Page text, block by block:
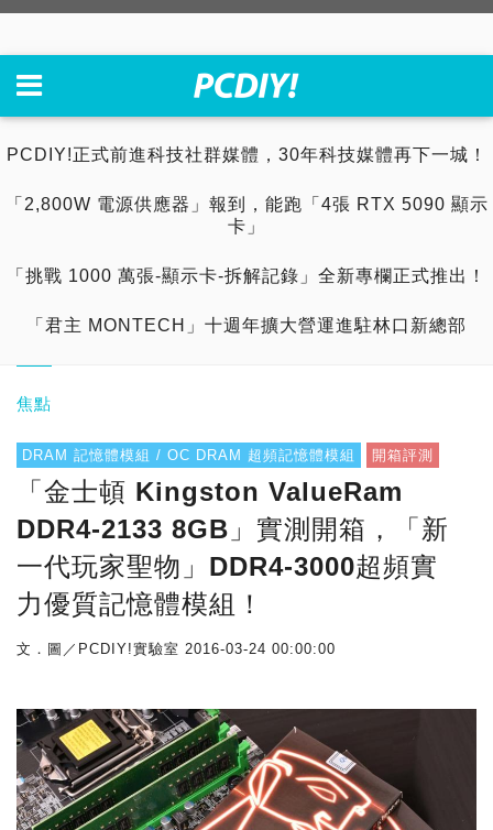
PCDIY!正式前進科技社群媒體，30年科技媒體再下一城！
「2,800W 電源供應器」報到，能跑「4張 RTX 5090 顯示
卡」
「挑戰 1000 萬張-顯示卡-拆解記錄」全新專欄正式推出！
「君主 MONTECH」十週年擴大營運進駐林口新總部
焦點
DRAM 記憶體模組 / OC DRAM 超頻記憶體模組 開箱評測
「金士頓 Kingston ValueRam
DDR4-2133 8GB」實測開箱，「新
一代玩家聖物」DDR4-3000超頻實
力優質記憶體模組！
文．圖／PCDIY!實驗室 2016-03-24 00:00:00